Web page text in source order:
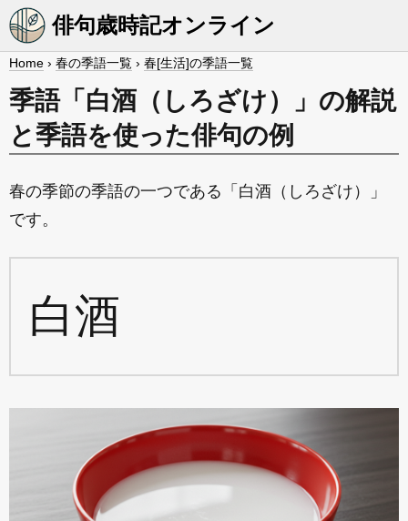
俳句歳時記オンライン
Home › 春の季語一覧 › 春[生活]の季語一覧
季語「白酒（しろざけ）」の解説
と季語を使った俳句の例
春の季節の季語の一つである「白酒（しろざけ）」
です。
白酒